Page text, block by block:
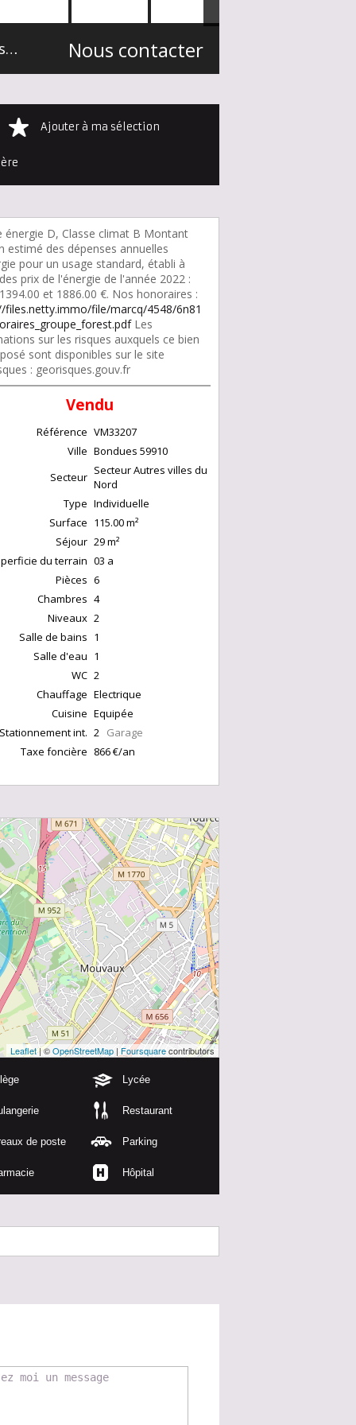
Maison individuelle Bondues Secteur Autres villes du Nord 115 m²
Nous contacter
Ajouter à ma sélection
énergie D, Classe climat B Montant
estimé des dépenses annuelles
pour un usage standard, établi à
prix de l'énergie de l'année 2022 :
et 1886.00 €. Nos honoraires :
files.netty.immo/file/marcq/4548/6n81
Les
sur les risques auxquels ce bien
sont disponibles sur le site
: georisques.gouv.fr
Vendu
Référence VM33207
Ville Bondues 59910
Secteur Secteur Autres villes du
Nord
Type Individuelle
Surface 115.00m²
Séjour 29m²
du terrain 03 a
Pièces 6
Chambres 4
Niveaux 2
Salle de bains 1
Salle d'eau 1
WC 2
Chauffage Electrique
Cuisine Equipée
Stationnement int. 2 Garage
Taxe foncière 866 €/an
Leaflet| ©OpenStreetMap |Foursquarecontributors
Lycée
Restaurant
de poste Parking
Hôpital